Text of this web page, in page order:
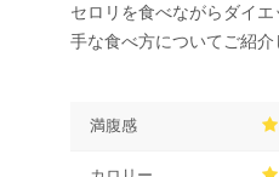
セロリを食べながらダイ
手な食べ方についてご紹介
満腹感